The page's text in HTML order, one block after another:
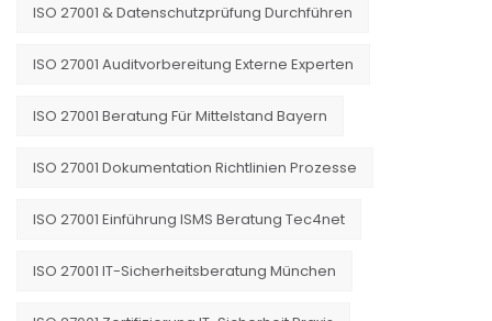
ISO 27001 & Datenschutzprüfung Durchführen
ISO 27001 Auditvorbereitung Externe Experten
ISO 27001 Beratung Für Mittelstand Bayern
ISO 27001 Dokumentation Richtlinien Prozesse
ISO 27001 Einführung ISMS Beratung Tec4net
ISO 27001 IT-Sicherheitsberatung München